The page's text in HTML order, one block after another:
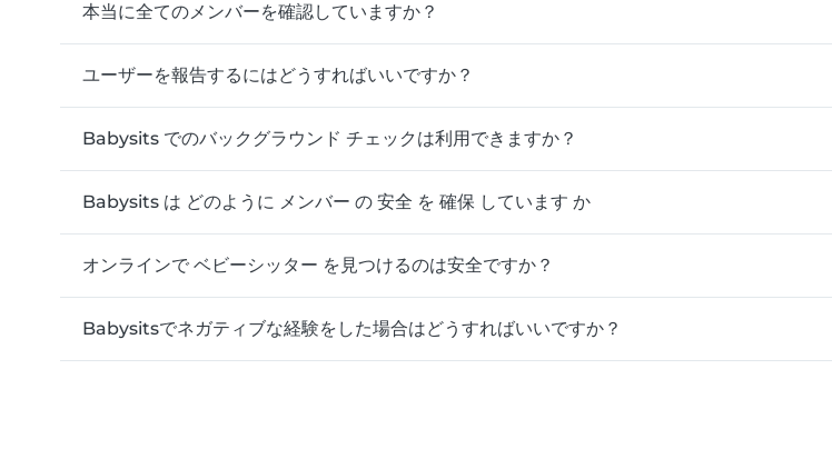
本当に全てのメンバーを確認していますか？
ユーザーを報告するにはどうすればいいですか？
Babysits でのバックグラウンド チェックは利用できますか？
Babysits は どのように メンバー の 安全 を 確保 しています か
オンラインで ベビーシッター を見つけるのは安全ですか？
Babysitsでネガティブな経験をした場合はどうすればいいですか？